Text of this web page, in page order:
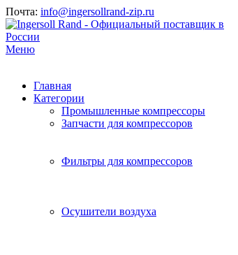
Почта: info@ingersollrand-zip.ru
Меню
Главная
Категории
Промышленные компрессоры
Запчасти для компрессоров
Фильтры для компрессоров
Осушители воздуха